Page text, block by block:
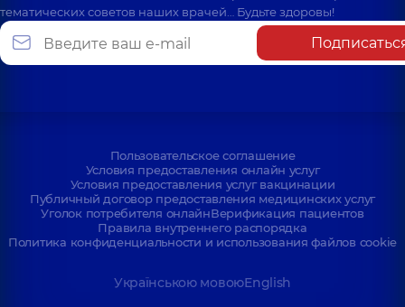
тематических советов наших врачей… Будьте здоровы!
Пользовательское соглашение
Условия предоставления онлайн услуг
Условия предоставления услуг вакцинации
Публичный договор предоставления медицинских услуг
Уголок потребителя онлайнВерификация пациентов
Правила внутреннего распорядка
Политика конфиденциальности и использования файлов cookie
Українською мовоюEnglish